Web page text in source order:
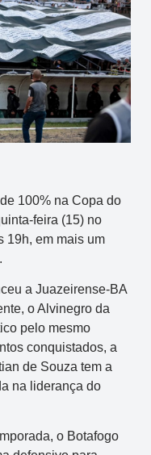
100% na Copa do
feira (15) no
19h, em mais um
a Juazeirense-BA
o Alvinegro da
pelo mesmo
conquistados, a
de Souza tem a
na liderança do
o Botafogo